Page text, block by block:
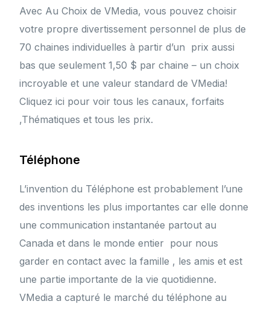
Avec Au Choix de VMedia, vous pouvez choisir
votre propre divertissement personnel de plus de
70 chaines individuelles à partir d’un prix aussi
bas que seulement 1,50 $ par chaine – un choix
incroyable et une valeur standard de VMedia!
Cliquez ici pour voir tous les canaux, forfaits
,Thématiques et tous les prix.
Téléphone
L’invention du Téléphone est probablement l’une
des inventions les plus importantes car elle donne
une communication instantanée partout au
Canada et dans le monde entier pour nous
garder en contact avec la famille , les amis et est
une partie importante de la vie quotidienne.
VMedia a capturé le marché du téléphone au